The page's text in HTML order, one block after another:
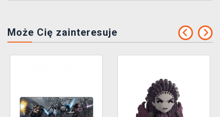
Może Cię zainteresuje